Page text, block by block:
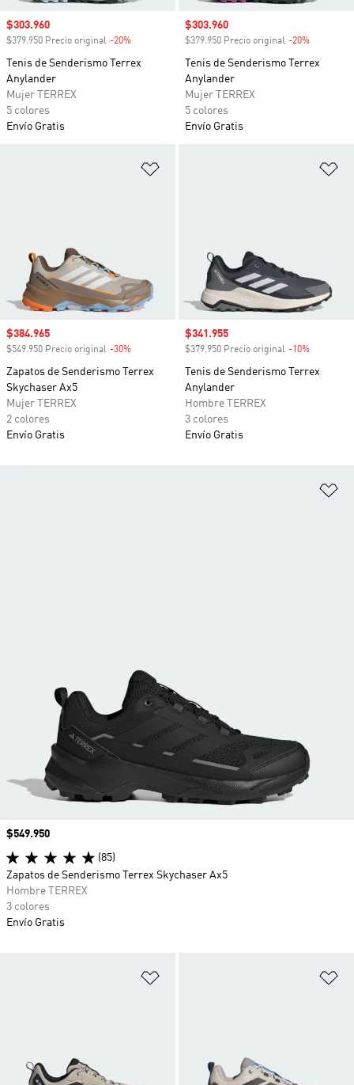
Precio de venta
$303.960
$379.950 Precio original -20%
Tenis de Senderismo Terrex
Anylander
Mujer TERREX
5 colores
Envío Gratis
Precio de venta
$303.960
$379.950 Precio original -20%
Tenis de Senderismo Terrex
Anylander
Mujer TERREX
5 colores
Envío Gratis
Precio de venta
$384.965
$549.950 Precio original -30%
Zapatos de Senderismo Terrex
Skychaser Ax5
Mujer TERREX
2 colores
Envío Gratis
Precio de venta
$341.955
$379.950 Precio original -10%
Tenis de Senderismo Terrex
Anylander
Hombre TERREX
3 colores
Envío Gratis
Precio
$549.950
(85)
Zapatos de Senderismo Terrex Skychaser Ax5
Hombre TERREX
3 colores
Envío Gratis